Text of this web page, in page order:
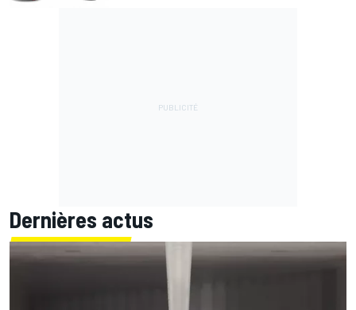
Dernières actus